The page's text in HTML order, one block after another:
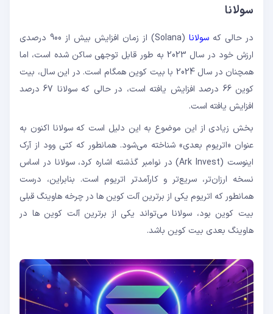
سولانا
در حالی که سولانا
(Solana) از زمان افزایش بیش از 900 درصدی
ارزش خود در سال 2023 به طور قابل توجهی ساکن شده است، اما
همچنان در سال 2024 با بیت کوین همگام است. در این سال، بیت
کوین 66 درصد افزایش یافته است، در حالی که سولانا 67 درصد
افزایش یافته است.
بخش زیادی از این موضوع به این دلیل است که سولانا اکنون به
عنوان «اتریوم بعدی» شناخته می‌شود. همانطور که کتی وود از آرک
اینوست (Ark Invest) در نوامبر گذشته اشاره کرد، سولانا در اساس
نسخه ارزان‌تر، سریع‌تر و کارآمدتر اتریوم است. بنابراین، درست
همانطور که اتریوم یکی از برترین آلت کوین ها در چرخه هاوینگ قبلی
بیت کوین بود، سولانا می‌تواند یکی از برترین آلت کوین ها در
هاوینگ بعدی بیت کوین باشد.